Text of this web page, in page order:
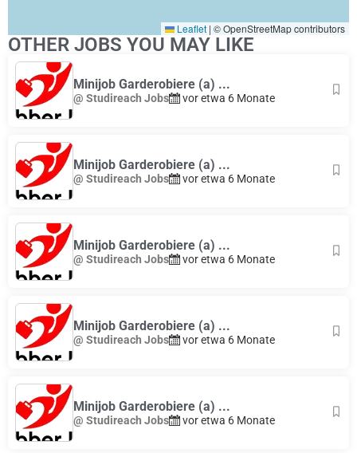
Leaflet | © OpenStreetMap contributors
OTHER JOBS YOU MAY LIKE
Minijob Garderobiere (a) ...
@ Studireach Jobs vor etwa 6 Monate
Minijob Garderobiere (a) ...
@ Studireach Jobs vor etwa 6 Monate
Minijob Garderobiere (a) ...
@ Studireach Jobs vor etwa 6 Monate
Minijob Garderobiere (a) ...
@ Studireach Jobs vor etwa 6 Monate
Minijob Garderobiere (a) ...
@ Studireach Jobs vor etwa 6 Monate